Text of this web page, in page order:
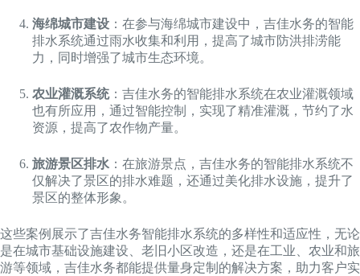
海绵城市建设 ：在参与海绵城市建设中，吉佳水务的智能
排水系统通过雨水收集和利用，提高了城市防洪排涝能
力，同时增强了城市生态环境。
农业灌溉系统：吉佳水务的智能排水系统在农业灌溉领域
也有所应用，通过智能控制，实现了精准灌溉，节约了水
资源，提高了农作物产量。
旅游景区排水 ：在旅游景点，吉佳水务的智能排水系统不
仅解决了景区的排水难题，还通过美化排水设施，提升了
景区的整体形象。
这些案例展示了吉佳水务智能排水系统的多样性和适应性，无论
是在城市基础设施建设、老旧小区改造，还是在工业、农业和旅
游等领域，吉佳水务都能提供量身定制的解决方案，助力客户实